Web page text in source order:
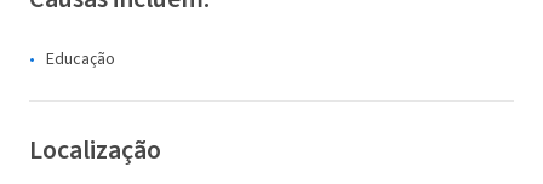
Educação
Localização